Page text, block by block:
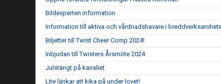
Bildexperten information
Information till aktiva och vårdnadshavare i
Biljetter till Twist Cheer Comp 2024!
Inbjudan till Twisters Årsmöte 2024
Julstängt på kansliet
Lite länkar att kika på under lovet!